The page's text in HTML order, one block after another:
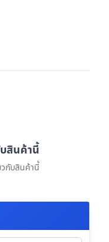
สินค้านี้
กับสินค้านี้